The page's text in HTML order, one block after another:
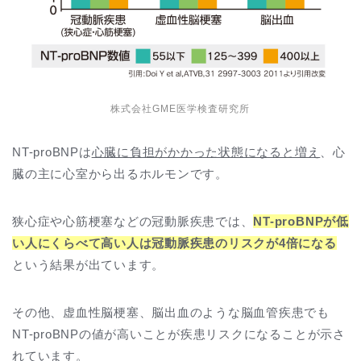
株式会社GME医学検査研究所
NT-proBNPは心臓に負担がかかった状態になると増え
、心
臓の主に心室から出るホルモンです。
狭心症や心筋梗塞などの冠動脈疾患では、 NT-proBNPが低
い人にくらべて高い人は冠動脈疾患のリスクが4倍になる
という結果が出ています。
その他、虚血性脳梗塞、脳出血のような脳血管疾患でも
NT-proBNPの値が高いことが疾患リスクになることが示さ
れています。